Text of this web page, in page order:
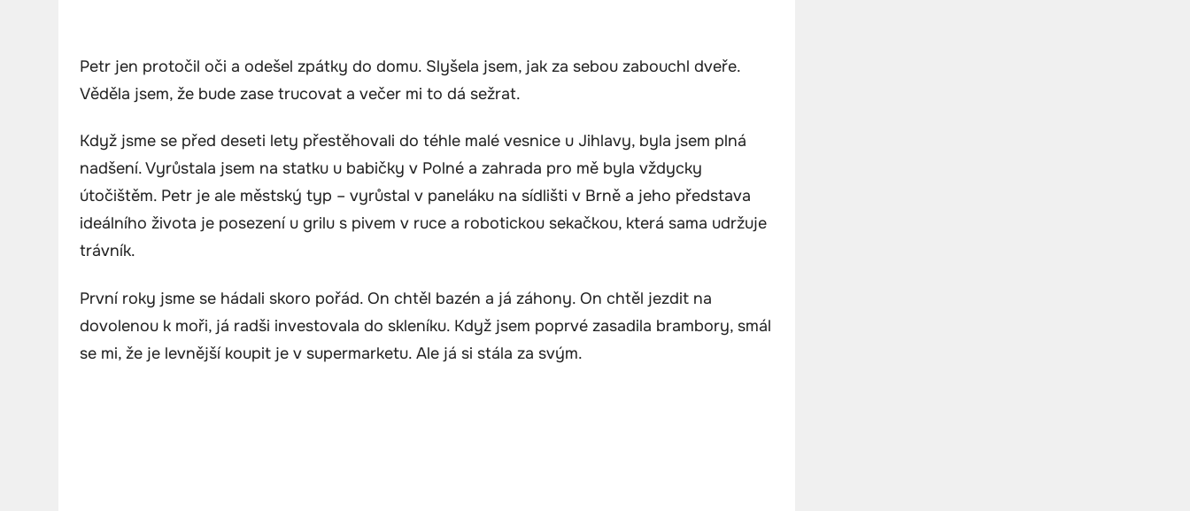
Petr jen protočil oči a odešel zpátky do domu. Slyšela jsem, jak za sebou zabouchl dveře.
Věděla jsem, že bude zase trucovat a večer mi to dá sežrat.
Když jsme se před deseti lety přestěhovali do téhle malé vesnice u Jihlavy, byla jsem plná
nadšení. Vyrůstala jsem na statku u babičky v Polné a zahrada pro mě byla vždycky
útočištěm. Petr je ale městský typ – vyrůstal v paneláku na sídlišti v Brně a jeho představa
ideálního života je posezení u grilu s pivem v ruce a robotickou sekačkou, která sama udržuje
trávník.
První roky jsme se hádali skoro pořád. On chtěl bazén a já záhony. On chtěl jezdit na
dovolenou k moři, já radši investovala do skleníku. Když jsem poprvé zasadila brambory, smál
se mi, že je levnější koupit je v supermarketu. Ale já si stála za svým.